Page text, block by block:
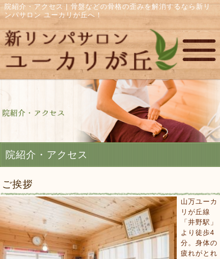
院紹介・アクセス | 骨盤などの骨格の歪みを解消するなら新リ
ンパサロン ユーカリが丘へ！
院紹介・アクセス
ご挨拶
山万ユーカ
リが丘線
「井野駅」
より徒歩4
分。身体の
疲れがとれ